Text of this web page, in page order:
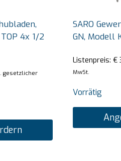
4x 1/2
gesetzlicher
SARO
GN, Modell
Listenpreis: €
MwSt.
Vorrätig